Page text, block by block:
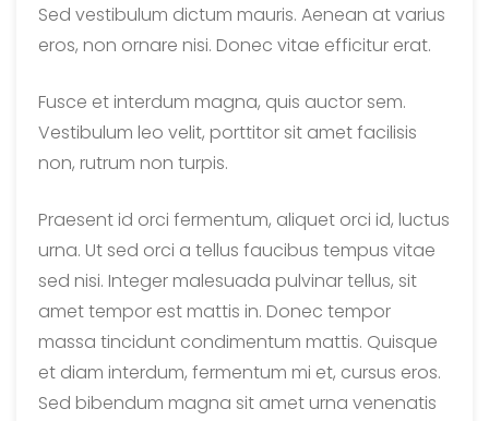
Sed vestibulum dictum mauris. Aenean at varius
eros, non ornare nisi. Donec vitae efficitur erat.
Fusce et interdum magna, quis auctor sem.
Vestibulum leo velit, porttitor sit amet facilisis
non, rutrum non turpis.
Praesent id orci fermentum, aliquet orci id, luctus
urna. Ut sed orci a tellus faucibus tempus vitae
sed nisi. Integer malesuada pulvinar tellus, sit
amet tempor est mattis in. Donec tempor
massa tincidunt condimentum mattis. Quisque
et diam interdum, fermentum mi et, cursus eros.
Sed bibendum magna sit amet urna venenatis